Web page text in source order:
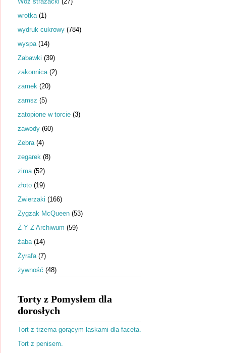
wrotka (1)
wydruk cukrowy (784)
wyspa (14)
Zabawki (39)
zakonnica (2)
zamek (20)
zamsz (5)
zatopione w torcie (3)
zawody (60)
Zebra (4)
zegarek (8)
zima (52)
złoto (19)
Zwierzaki (166)
Zygzak McQueen (53)
Ż Y Z Archiwum (59)
żaba (14)
Żyrafa (7)
żywność (48)
Torty z Pomysłem dla
dorosłych
Tort z trzema gorącym laskami dla faceta.
Tort z penisem.